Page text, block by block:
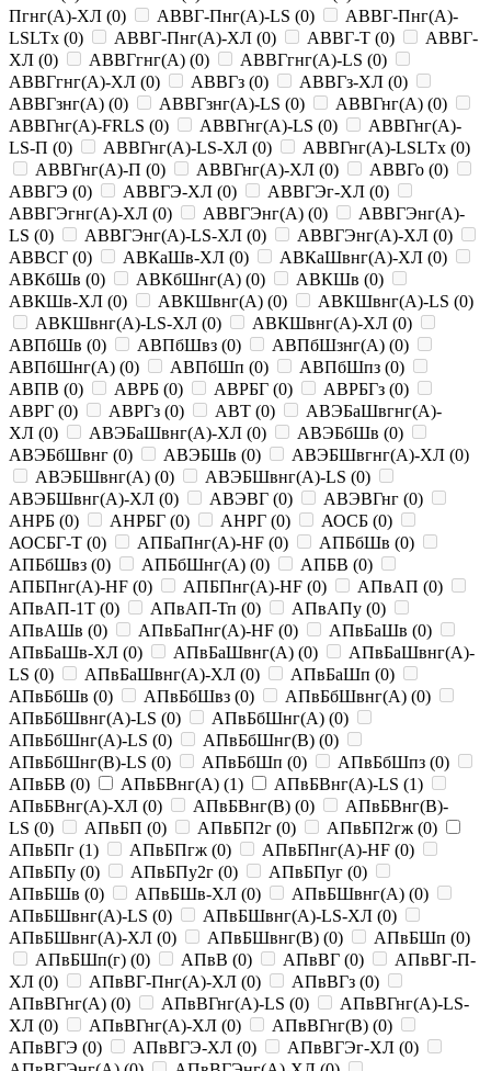
Пгнг(A)-ХЛ (0) АВВГ-Пнг(A)-LS (0)
АВВГ-Пнг(A)-
LSLTx (0) АВВГ-Пнг(A)-ХЛ (0) АВВГ-Т (0)
АВВГ-
ХЛ (0) АВВГгнг(A) (0) АВВГгнг(A)-LS (0)
АВВГгнг(A)-ХЛ (0) АВВГз (0) АВВГз-ХЛ (0)
АВВГзнг(A) (0) АВВГзнг(A)-LS (0) АВВГнг(A) (0)
АВВГнг(A)-FRLS (0) АВВГнг(A)-LS (0)
АВВГнг(A)-
LS-П (0) АВВГнг(A)-LS-ХЛ (0) АВВГнг(A)-LSLTx (0)
АВВГнг(A)-П (0) АВВГнг(A)-ХЛ (0) АВВГо (0)
АВВГЭ (0) АВВГЭ-ХЛ (0) АВВГЭг-ХЛ (0)
АВВГЭгнг(A)-ХЛ (0) АВВГЭнг(A) (0)
АВВГЭнг(A)-
LS (0) АВВГЭнг(A)-LS-ХЛ (0) АВВГЭнг(A)-ХЛ (0)
АВВСГ (0) АВКаШв-ХЛ (0) АВКаШвнг(A)-ХЛ (0)
АВКбШв (0) АВКбШнг(A) (0) АВКШв (0)
АВКШв-ХЛ (0) АВКШвнг(A) (0) АВКШвнг(A)-LS (0)
АВКШвнг(A)-LS-ХЛ (0) АВКШвнг(A)-ХЛ (0)
АВПбШв (0) АВПбШвз (0) АВПбШзнг(A) (0)
АВПбШнг(A) (0) АВПбШп (0) АВПбШпз (0)
АВПВ (0) АВРБ (0) АВРБГ (0) АВРБГз (0)
АВРГ (0) АВРГз (0) АВТ (0)
АВЭБаШвгнг(A)-
ХЛ (0) АВЭБаШвнг(A)-ХЛ (0) АВЭБбШв (0)
АВЭБбШвнг (0) АВЭБШв (0) АВЭБШвгнг(A)-ХЛ (0)
АВЭБШвнг(A) (0) АВЭБШвнг(A)-LS (0)
АВЭБШвнг(A)-ХЛ (0) АВЭВГ (0) АВЭВГнг (0)
АНРБ (0) АНРБГ (0) АНРГ (0) АОСБ (0)
АОСБГ-Т (0) АПБаПнг(A)-HF (0) АПБбШв (0)
АПБбШвз (0) АПБбШнг(A) (0) АПБВ (0)
АПБПнг(A)-HF (0) АПБПнг(А)-HF (0) АПвАП (0)
АПвАП-1Т (0) АПвАП-Тп (0) АПвАПу (0)
АПвАШв (0) АПвБаПнг(A)-HF (0) АПвБаШв (0)
АПвБаШв-ХЛ (0) АПвБаШвнг(A) (0)
АПвБаШвнг(A)-
LS (0) АПвБаШвнг(A)-ХЛ (0) АПвБаШп (0)
АПвБбШв (0) АПвБбШвз (0) АПвБбШвнг(A) (0)
АПвБбШвнг(A)-LS (0) АПвБбШнг(A) (0)
АПвБбШнг(A)-LS (0) АПвБбШнг(B) (0)
АПвБбШнг(B)-LS (0) АПвБбШп (0) АПвБбШпз (0)
АПвБВ (0) АПвБВнг(A) (1) АПвБВнг(A)-LS (1)
АПвБВнг(A)-ХЛ (0) АПвБВнг(B) (0)
АПвБВнг(B)-
LS (0) АПвБП (0) АПвБП2г (0) АПвБП2гж (0)
АПвБПг (1) АПвБПгж (0) АПвБПнг(A)-HF (0)
АПвБПу (0) АПвБПу2г (0) АПвБПуг (0)
АПвБШв (0) АПвБШв-ХЛ (0) АПвБШвнг(A) (0)
АПвБШвнг(A)-LS (0) АПвБШвнг(A)-LS-ХЛ (0)
АПвБШвнг(A)-ХЛ (0) АПвБШвнг(B) (0) АПвБШп (0)
АПвБШп(г) (0) АПвВ (0) АПвВГ (0)
АПвВГ-П-
ХЛ (0) АПвВГ-Пнг(A)-ХЛ (0) АПвВГз (0)
АПвВГнг(A) (0) АПвВГнг(A)-LS (0)
АПвВГнг(A)-LS-
ХЛ (0) АПвВГнг(A)-ХЛ (0) АПвВГнг(B) (0)
АПвВГЭ (0) АПвВГЭ-ХЛ (0) АПвВГЭг-ХЛ (0)